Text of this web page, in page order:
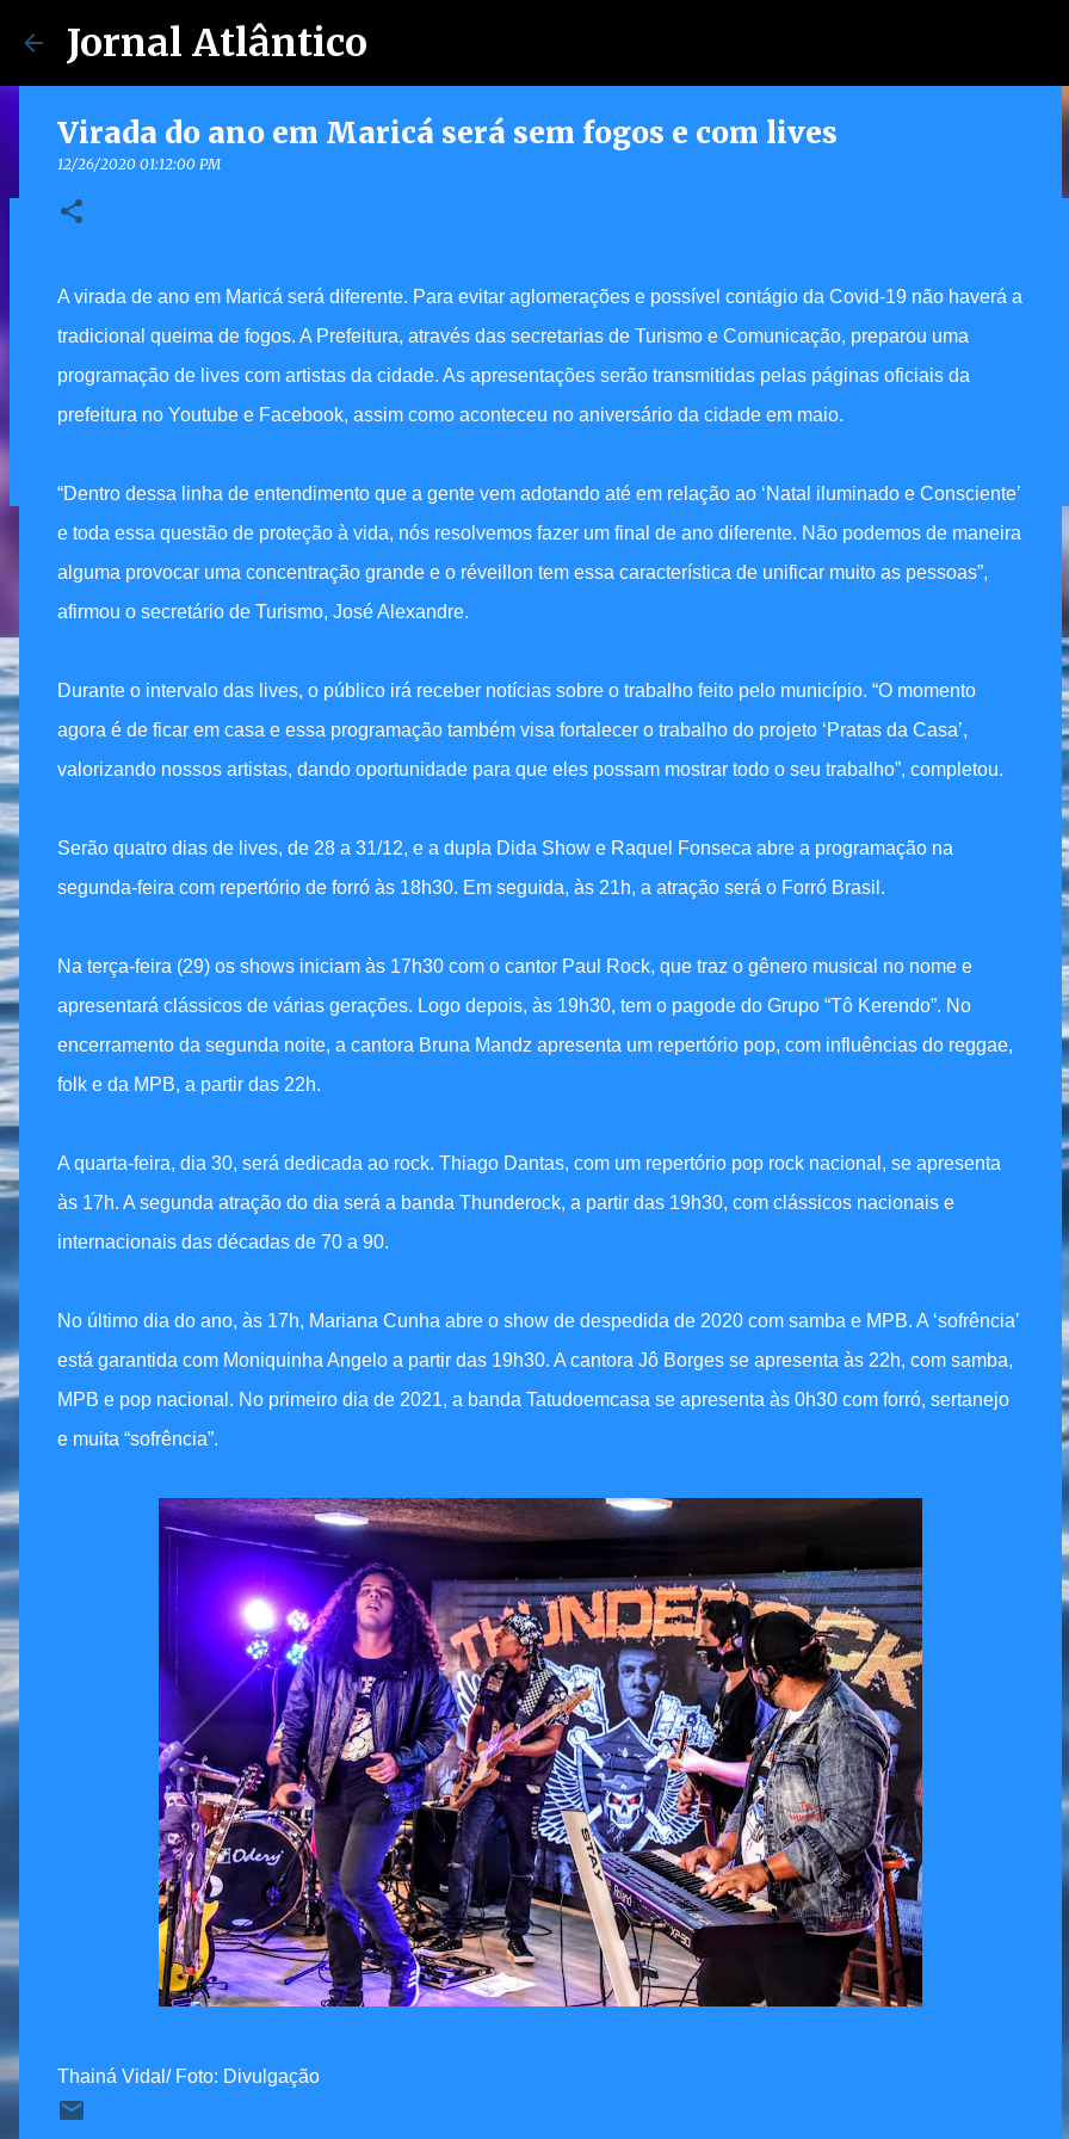
Jornal Atlântico
gratuito e online 24h para moradores
Virada do ano em Maricá será sem fogos e com lives
12/26/2020 01:12:00 PM
A virada de ano em Maricá será diferente. Para evitar aglomerações e possível contágio da Covid-19 não haverá a
tradicional queima de fogos. A Prefeitura, através das secretarias de Turismo e Comunicação, preparou uma
programação de lives com artistas da cidade. As apresentações serão transmitidas pelas páginas oficiais da
prefeitura no Youtube e Facebook, assim como aconteceu no aniversário da cidade em maio.
“Dentro dessa linha de entendimento que a gente vem adotando até em relação ao ‘Natal iluminado e Consciente’
e toda essa questão de proteção à vida, nós resolvemos fazer um final de ano diferente. Não podemos de maneira
alguma provocar uma concentração grande e o réveillon tem essa característica de unificar muito as pessoas”,
afirmou o secretário de Turismo, José Alexandre.
Durante o intervalo das lives, o público irá receber notícias sobre o trabalho feito pelo município. “O momento
agora é de ficar em casa e essa programação também visa fortalecer o trabalho do projeto ‘Pratas da Casa’,
valorizando nossos artistas, dando oportunidade para que eles possam mostrar todo o seu trabalho”, completou.
Serão quatro dias de lives, de 28 a 31/12, e a dupla Dida Show e Raquel Fonseca abre a programação na
segunda-feira com repertório de forró às 18h30. Em seguida, às 21h, a atração será o Forró Brasil.
Na terça-feira (29) os shows iniciam às 17h30 com o cantor Paul Rock, que traz o gênero musical no nome e
apresentará clássicos de várias gerações. Logo depois, às 19h30, tem o pagode do Grupo “Tô Kerendo”. No
encerramento da segunda noite, a cantora Bruna Mandz apresenta um repertório pop, com influências do reggae,
folk e da MPB, a partir das 22h.
A quarta-feira, dia 30, será dedicada ao rock. Thiago Dantas, com um repertório pop rock nacional, se apresenta
às 17h. A segunda atração do dia será a banda Thunderock, a partir das 19h30, com clássicos nacionais e
internacionais das décadas de 70 a 90.
No último dia do ano, às 17h, Mariana Cunha abre o show de despedida de 2020 com samba e MPB. A ‘sofrência’
está garantida com Moniquinha Angelo a partir das 19h30. A cantora Jô Borges se apresenta às 22h, com samba,
MPB e pop nacional. No primeiro dia de 2021, a banda Tatudoemcasa se apresenta às 0h30 com forró, sertanejo
e muita “sofrência”.
Thainá Vidal/ Foto: Divulgação